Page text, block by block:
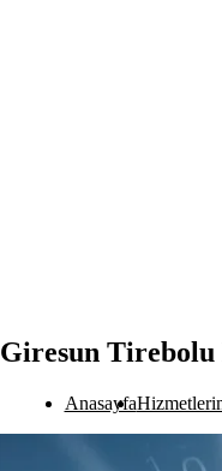
Giresun Tirebolu
Anasayfa